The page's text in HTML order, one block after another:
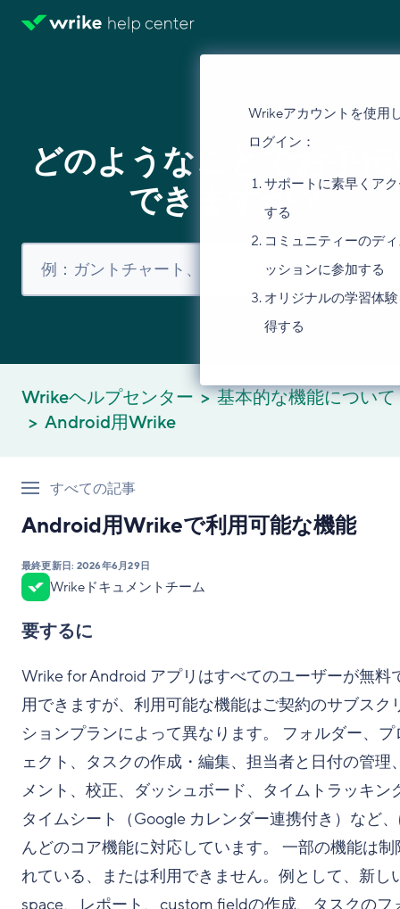
Wrikeアカウントを使用
ログイン：
サポートに素早くア
する
コミュニティーのデ
ッションに参加する
オリジナルの学習体
得する
どのようなことでお手
できますか？
Wrikeヘルプセンター
基本的な機能について
Android用Wrike
すべての記事
Android用Wrikeで利用可能な機能
最終更新日: 2026年6月29日
Wrikeドキュメントチーム
要するに
Wrike for Android アプリはすべてのユーザーが無料
用できますが、利用可能な機能はご契約のサブスク
ションプランによって異なります。 フォルダー、プ
ェクト、タスクの作成・編集、担当者と日付の管理
メント、校正、ダッシュボード、タイムトラッキン
タイムシート（Google カレンダー連携付き）など
んどのコア機能に対応しています。 一部の機能は制
れている、または利用できません。例として、新し
space、レポート、custom fieldの作成、タスクのフ